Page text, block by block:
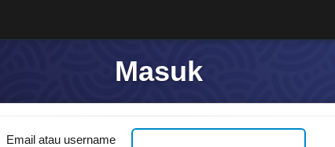
Masuk
Email atau username